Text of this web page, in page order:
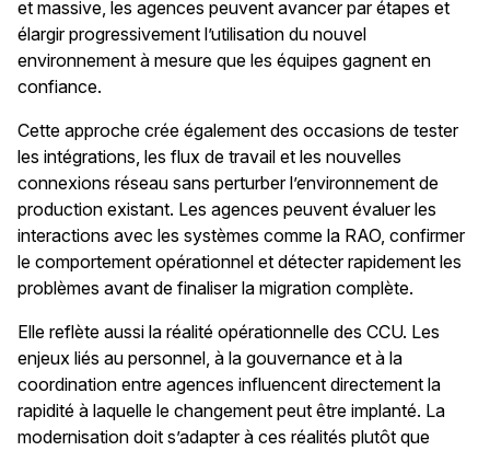
et massive, les agences peuvent avancer par étapes et
élargir progressivement l’utilisation du nouvel
environnement à mesure que les équipes gagnent en
confiance.
Cette approche crée également des occasions de tester
les intégrations, les flux de travail et les nouvelles
connexions réseau sans perturber l’environnement de
production existant. Les agences peuvent évaluer les
interactions avec les systèmes comme la RAO, confirmer
le comportement opérationnel et détecter rapidement les
problèmes avant de finaliser la migration complète.
Elle reflète aussi la réalité opérationnelle des CCU. Les
enjeux liés au personnel, à la gouvernance et à la
coordination entre agences influencent directement la
rapidité à laquelle le changement peut être implanté. La
modernisation doit s’adapter à ces réalités plutôt que